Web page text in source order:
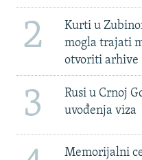
2
Kurti u
mogla trajati
otvoriti arhive
3
Rusi u Crnoj
uvođenja viza
Memorijalni